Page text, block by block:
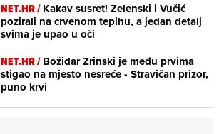
NET.HR /Kakav susret! Zelenski i Vučić
pozirali na crvenom tepihu, a jedan detalj
svima je upao u oči
NET.HR /Božidar Zrinski je među prvima
stigao na mjesto nesreće - Stravičan prizor,
puno krvi